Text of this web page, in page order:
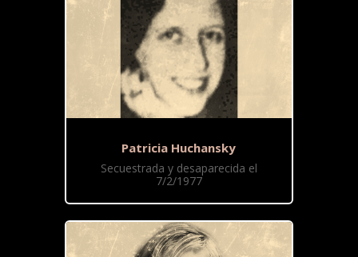
Patricia Huchansky
Secuestrada y desaparecida el
7/2/1977